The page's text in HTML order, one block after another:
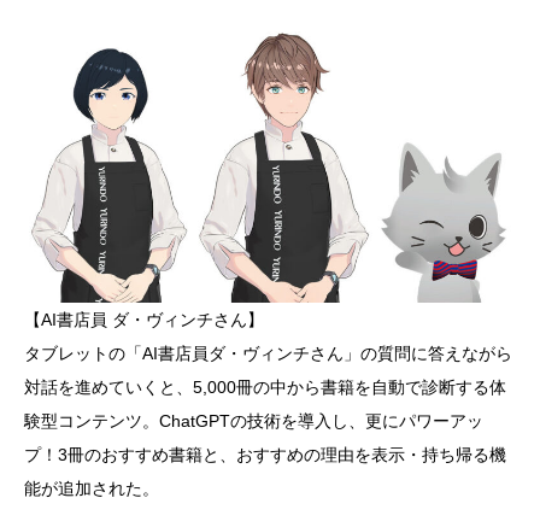
【AI書店員 ダ・ヴィンチさん】
タブレットの「AI書店員ダ・ヴィンチさん」の質問に答えながら
対話を進めていくと、5,000冊の中から書籍を自動で診断する体
験型コンテンツ。ChatGPTの技術を導入し、更にパワーアッ
プ！3冊のおすすめ書籍と、おすすめの理由を表示・持ち帰る機
能が追加された。